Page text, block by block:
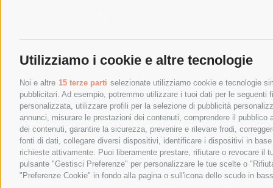
Utilizziamo i cookie e altre tecnologie
Noi e altre 15 terze parti selezionate utilizziamo cookie e tecnologie
pubblicitari. Ad esempio, potremmo utilizzare i tuoi dati per le
personalizzata, utilizzare profili per la selezione di pubblicità
annunci, misurare le prestazioni dei contenuti, comprendere il
dei contenuti, garantire la sicurezza, prevenire e rilevare frodi,
fonti di dati, collegare diversi dispositivi, identificare i dispositivi in
richieste attivamente. Puoi liberamente prestare, rifiutare o revocare
pulsante "Gestisci Preferenze" per personalizzare le tue scelte o
"Preferenze Cookie" in fondo alla pagina o sull'icona dello scudo in
COSTI DI SPEDIZIONE
TEMPI DI SPEDIZIONE
PRIVACY
COOKIE